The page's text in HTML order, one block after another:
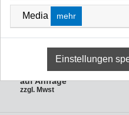
Sekonic C-800 Spectromaster
Farb- und Beleuchtungsmesser
Art-Nr.: SE C800
auf Anfrage
zzgl. Mwst
Media mehr